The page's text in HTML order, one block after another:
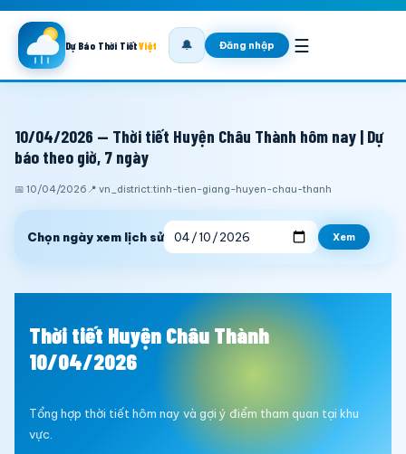
Dự Báo Thời TiếtViệt 🔔 Đăng nhập ☰
10/04/2026 — Thời tiết Huyện Châu Thành hôm nay | Dự
báo theo giờ, 7 ngày
📅 10/04/2026 📍 vn_district:tinh-tien-giang-huyen-chau-thanh
Chọn ngày xem lịch sử Xem
Thời tiết Huyện Châu Thành
10/04/2026
Tổng hợp thời tiết hôm nay và gợi ý điểm tham quan tại khu
vực.